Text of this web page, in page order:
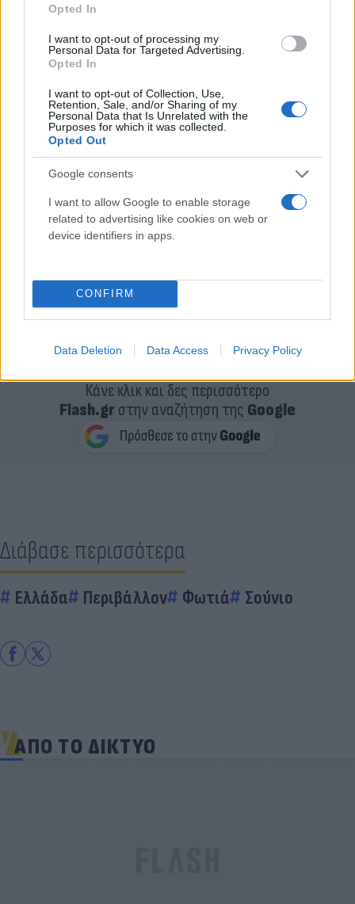
Opted In
I want to opt-out of processing my
Personal Data for Targeted Advertising.
Opted In
I want to opt-out of Collection, Use,
Retention, Sale, and/or Sharing of my
Personal Data that Is Unrelated with the
Purposes for which it was collected.
Opted Out
Google consents
I want to allow Google to enable storage
related to advertising like cookies on web or
device identifiers in apps.
CONFIRM
Data Deletion Data Access Privacy Policy
Κάνε κλικ και δες περισσότερο
Flash.grστην αναζήτηση της Google
Διάβασε περισσότερα
Ελλάδα Περιβάλλον Φωτιά Σούνιο
ΑΠΟ ΤΟ ΔΙΚΤΥΟ